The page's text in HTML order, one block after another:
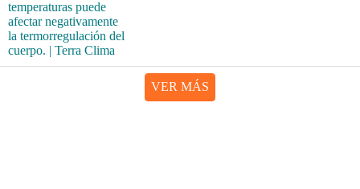
VER MÁS